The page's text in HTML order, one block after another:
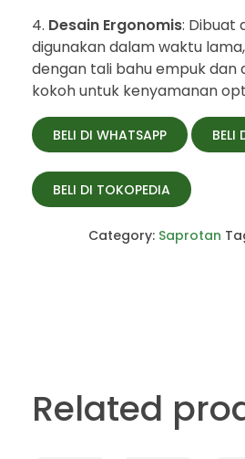
Desain Ergonomis: Dibuat
digunakan dalam waktu
dengan tali bahu empuk dan
kokoh untuk kenyamanan
BELI DI WHATSAPP BELI
BELI DI TOKOPEDIA
Category: Saprotan
Related